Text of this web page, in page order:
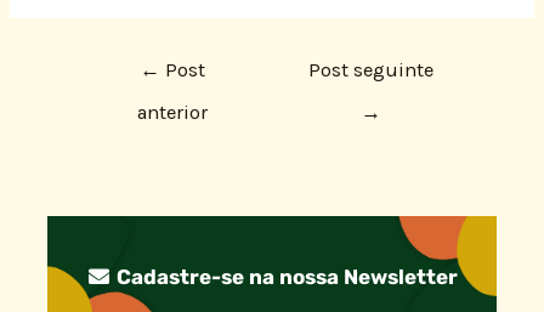
← Post
anterior
Post seguinte
→
Cadastre-se na nossa Newsletter